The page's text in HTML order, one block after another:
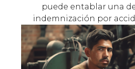
puede entablar una
indemnización por